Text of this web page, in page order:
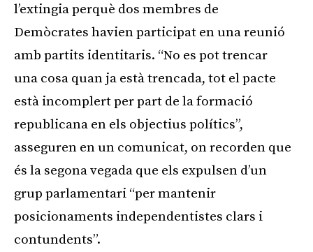
l’extingia perquè dos membres de
Demòcrates havien participat en una reunió
amb partits identitaris. “No es pot trencar
una cosa quan ja està trencada, tot el pacte
està incomplert per part de la formació
republicana en els objectius polítics”,
asseguren en un comunicat, on recorden que
és la segona vegada que els expulsen d’un
grup parlamentari “per mantenir
posicionaments independentistes clars i
contundents”.